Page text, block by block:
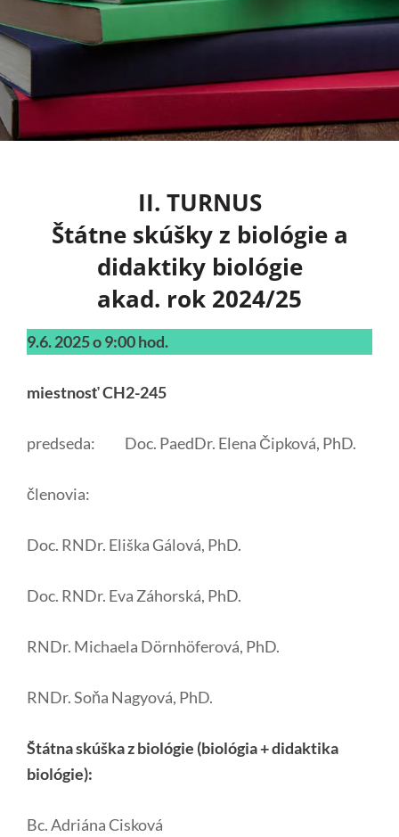
II. TURNUS
Štátne skúšky z biológie a
didaktiky biológie
akad. rok 2024/25
9.6. 2025 o 9:00 hod.
miestnosť CH2-245
predseda: Doc. PaedDr. Elena Čipková, PhD.
členovia:
Doc. RNDr. Eliška Gálová, PhD.
Doc. RNDr. Eva Záhorská, PhD.
RNDr. Michaela Dörnhöferová, PhD.
RNDr. Soňa Nagyová, PhD.
Štátna skúška z biológie (biológia + didaktika
biológie):
Bc. Adriána Cisková